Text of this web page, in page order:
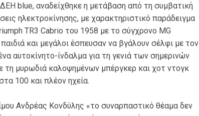
blue, αναδείχθηκε η μετάβαση από τη συμβατική
ηλεκτροκίνησης, με χαρακτηριστικό παράδειγμα
TR3 Cabrio του 1958 με το σύγχρονο MG
και μεγάλοι έσπευσαν να βγάλουν σέλφι με τον
αυτοκίνητο-ίνδαλμα για τη γενιά των σημερινών
τη μυρωδιά καλοψημένων μπέργκερ και χοτ ντογκ
100 και πλέον ηχεία.
Ανδρέας Κονδύλης «το συναρπαστικό θέαμα δεν